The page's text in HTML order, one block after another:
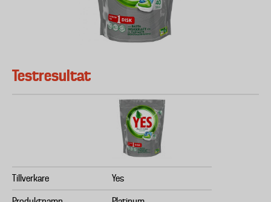
Testresultat
Tillverkare Yes